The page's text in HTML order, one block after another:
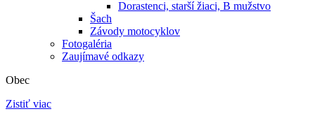
Dorastenci, starší žiaci, B mužstvo
Šach
Závody motocyklov
Fotogaléria
Zaujímavé odkazy
Obec
Zistiť viac